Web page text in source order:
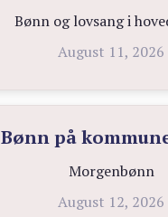
Bønn og lovsang i
August 11, 2026
Bønn på
Morgenbønn
August 12, 2026